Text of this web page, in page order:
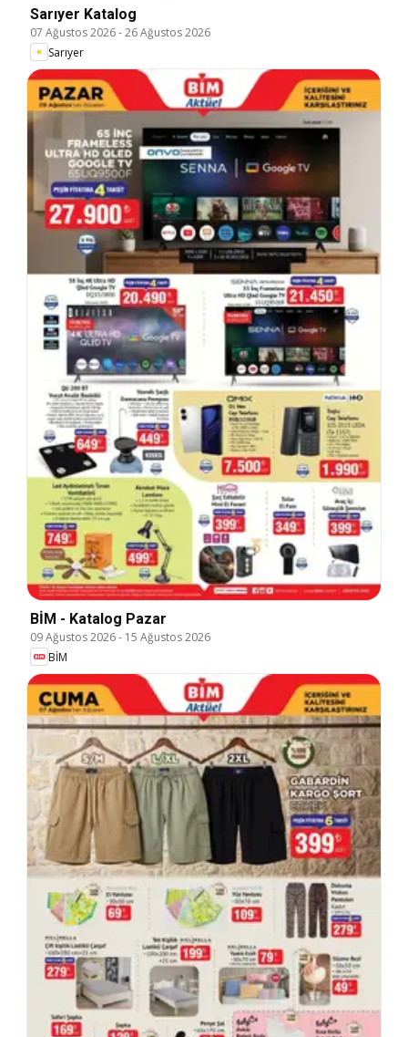
Sarıyer Katalog
07 Ağustos 2026-26 Ağustos 2026
Sarıyer
BİM - Katalog Pazar
09 Ağustos 2026- 15 Ağustos 2026
BİM